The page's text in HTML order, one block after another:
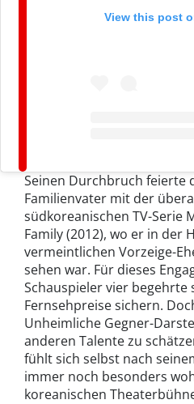
View this post
Seinen Durchbruch feierte
Familienvater mit der
südkoreanischen TV-Serie
Family (2012), wo er in der
vermeintlichen Vorzeige-
sehen war. Für dieses
Schauspieler vier begehrte
Fernsehpreise sichern.
Unheimliche Gegner-
anderen Talente zu
fühlt sich selbst nach
immer noch besonders
koreanischen